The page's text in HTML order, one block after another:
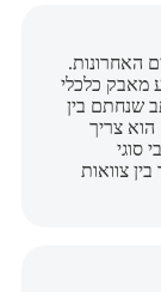
האחרונות.
מאבק כלכלי
שנחתם בין
הוא צריך
סוגי
צוואות